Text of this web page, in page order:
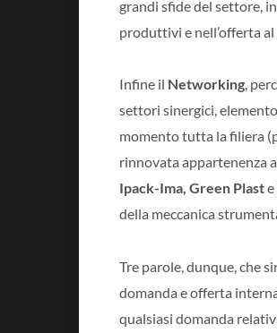
grandi sfide del settore,
produttivi e nell’offerta al
Infine il Networking,
settori sinergici,
momento tutta la filiera
rinnovata appartenenza a
Ipack-Ima, Green Plaste
della meccanica
Tre parole, dunque, che
domanda e offerta
qualsiasi domanda